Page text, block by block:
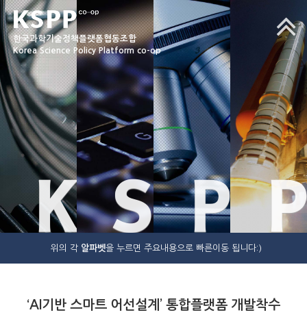
한국과학기술정책플랫폼협동조합
Korea Science Policy Platform co-op
K S P P
위의 각 알파벳을 누르면 주요내용으로 빠른이동 됩니다:)
‘AI기반 스마트 어선설계’ 통합플랫폼 개발착수